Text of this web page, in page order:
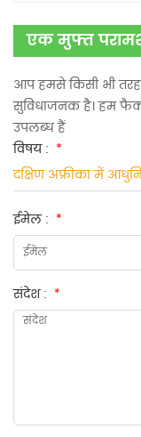
एक मुफ्त
आप हमसे किसी भी
सुविधाजनक है। हम
उपलब्ध हैं
विषय : *
दक्षिण अफ्रीका में
ईमेल : *
संदेश : *